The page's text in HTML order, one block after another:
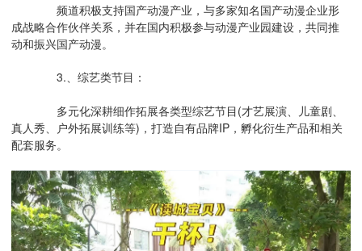
频道积极支持国产动漫产业，与多家知名国产动漫企业形
成战略合作伙伴关系，并在国内积极参与动漫产业园建设，共同推
动和振兴国产动漫。
3.、综艺类节目：
多元化深耕细作拓展各类型综艺节目(才艺展演、儿童剧、
真人秀、户外拓展训练等)，打造自有品牌IP，孵化衍生产品和相关
配套服务。